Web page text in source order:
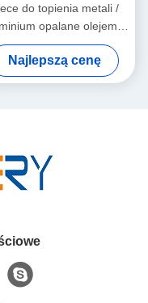
do topienia metali /
opalane olejem z
spalania rur 350
kg
Najlepszą cenę